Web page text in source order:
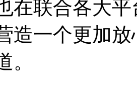
在联合各大
造一个更加
。